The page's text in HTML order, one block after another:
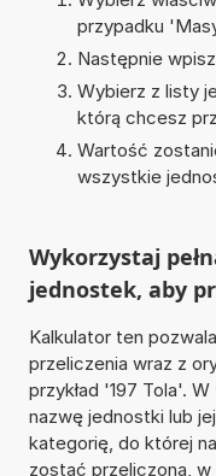
przypadku '
Następnie
Wybierz z listy
którą chcesz
Wartość
wszystkie
Wykorzystaj
jednostek, aby
Kalkulator ten
przeliczenia wraz z
przykład '197 Tola'.
nazwę jednostki lub
kategorię, do której
zostać przeliczona,